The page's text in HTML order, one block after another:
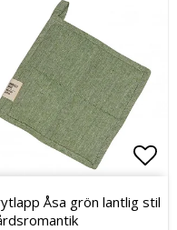
till i favoritlistan
till i favoritlistan
Åsa grön lantlig stil